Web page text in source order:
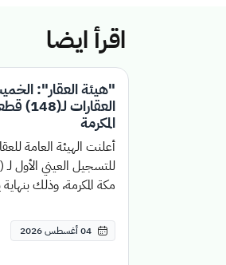
اقرأ ايضا
"هيئة العقار":
المكرمة
أعلنت الهيئة العامة
مكة المكرمة، وذلك بنهاية
04 أغسطس 2026